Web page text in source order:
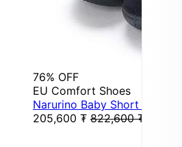
76% OFF
EU Comfort Shoes
Narurino Baby Short Boots
205,600 ₮ 822,600 ₮